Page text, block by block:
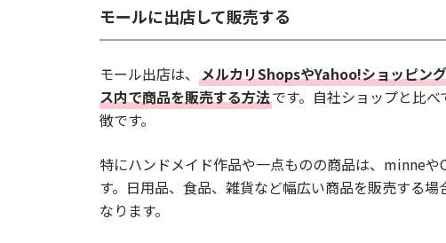
ネットショップを作っても売れないときは何を見直
モールに出店して販売する
モール出店は、 メルカリShopsやYahoo!ショッピン
ス内で商品を販売する方法です。自社ショップと比
徴です。
特にハンドメイド作品や一点ものの商品は、minne
す。日用品、食品、雑貨など幅広い商品を販売する
なります。